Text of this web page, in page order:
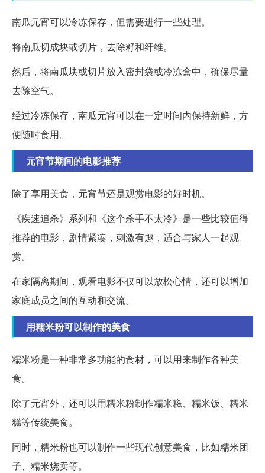
南瓜元宵可以冷冻保存，但需要进行一些处理。
将南瓜切成块或切片，去除籽和纤维。
然后，将南瓜块或切片放入密封袋或冷冻盒中，确保尽量
去除空气。
经过冷冻保存，南瓜元宵可以在一定时间内保持新鲜，方
便随时食用。
元宵节期间的电影推荐
除了享用美食，元宵节还是观赏电影的好时机。
《疾速追杀》系列和《这个杀手不太冷》是一些比较值得
推荐的电影，剧情紧凑，刺激有趣，适合与家人一起观
赏。
在家隔离期间，观看电影不仅可以放松心情，还可以增加
家庭成员之间的互动和交流。
用糯米粉可以制作的美食
糯米粉是一种非常多功能的食材，可以用来制作各种美
食。
除了元宵外，还可以用糯米粉制作糯米糍、糯米饭、糯米
糕等传统美食。
同时，糯米粉也可以制作一些现代创意美食，比如糯米团
子、糯米烧卖等。